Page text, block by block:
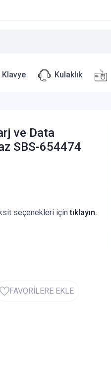
Klavye Kulaklık
ve Data
SBS-654474
seçenekleri içintıklayın.
FAVORİLERE EKLE